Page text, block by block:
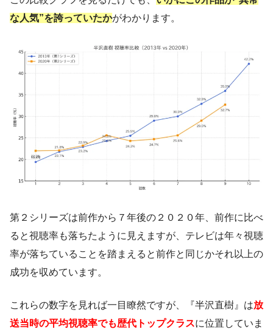
な人気”を誇っていたかがわかります。
第２シリーズは前作から７年後の２０２０年、前作に比べ
ると視聴率も落ちたように見えますが、テレビは年々視聴
率が落ちていることを踏まえると前作と同じかそれ以上の
成功を収めています。
これらの数字を見れば一目瞭然ですが、『半沢直樹』は放
送当時の平均視聴率でも歴代トップクラスに位置していま